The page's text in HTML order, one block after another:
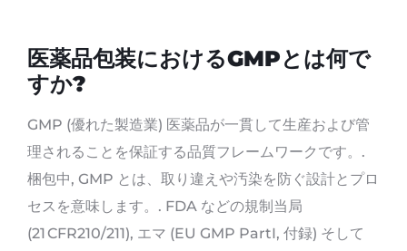
医薬品包装におけるGMPとは何で
すか?
GMP (優れた製造業) 医薬品が一貫して生産および管
理されることを保証する品質フレームワークです。.
梱包中, GMP とは、取り違えや汚染を防ぐ設計とプロ
セスを意味します。. FDA などの規制当局
(21 CFR210/211), エマ (EU GMP PartI, 付録) そして